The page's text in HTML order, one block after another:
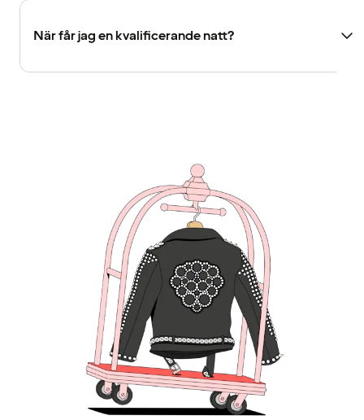
När får jag en kvalificerande natt?